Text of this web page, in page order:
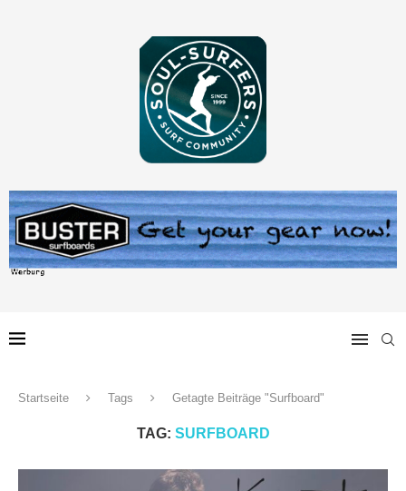
Startseite Tags Getagte Beiträge "Surfboard"
TAG: SURFBOARD